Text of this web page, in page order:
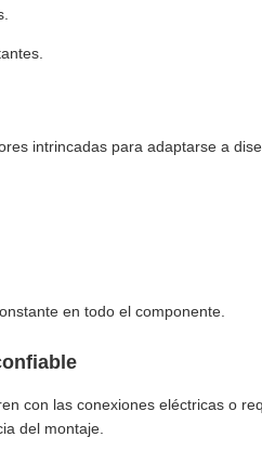
intrincadas para adaptarse a
en todo el componente.
con las conexiones eléctricas o
del montaje.